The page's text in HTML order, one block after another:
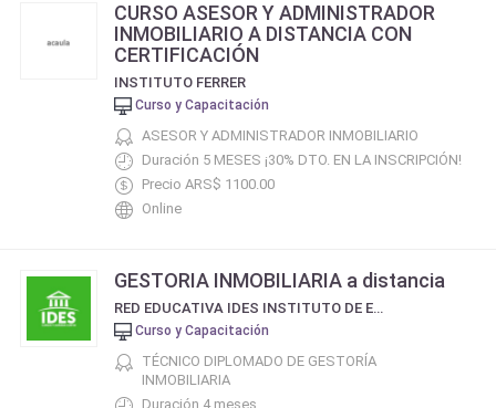
CURSO ASESOR Y ADMINISTRADOR
INMOBILIARIO A DISTANCIA CON
CERTIFICACIÓN
INSTITUTO FERRER
Curso y Capacitación
ASESOR Y ADMINISTRADOR INMOBILIARIO
Duración 5 MESES ¡30% DTO. EN LA INSCRIPCIÓN!
Precio ARS$ 1100.00
Online
GESTORIA INMOBILIARIA a distancia
RED EDUCATIVA IDES INSTITUTO DE ESTUDIOS SOCIALES DE BUENOS AIRES
Curso y Capacitación
TÉCNICO DIPLOMADO DE GESTORÍA
INMOBILIARIA
Duración 4 meses